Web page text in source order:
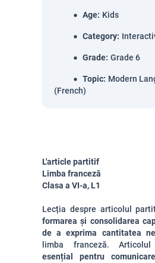
Age: Kids
Category:
Grade: Grade 6
Topic: Modern
(French)
L'article partitif
Limba franceză
Clasa a VI-a, L1
Lecția despre articolul
formarea și consolidarea
de a exprima cantitatea
limba franceză.
esențial pentru